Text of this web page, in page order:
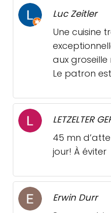
Luc Zeitler
Une cuisine
aux groseille
Le patron
LETZELTER
45 mn
jour! À éviter
Erwin Durr